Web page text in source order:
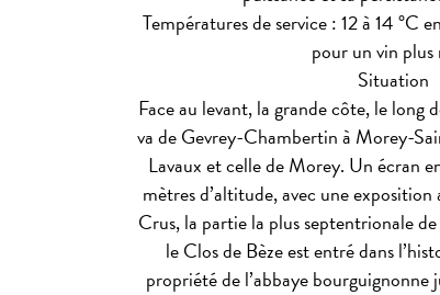
Températures de service : 12 à 14 °C
pour un vin plus
Situation
Face au levant, la grande côte, le long
va de Gevrey-Chambertin à Morey-
Lavaux et celle de Morey. Un écran
mètres d’altitude, avec une exposition
Crus, la partie la plus septentrionale
le Clos de Bèze est entré dans
propriété de l’abbaye bourguignonne